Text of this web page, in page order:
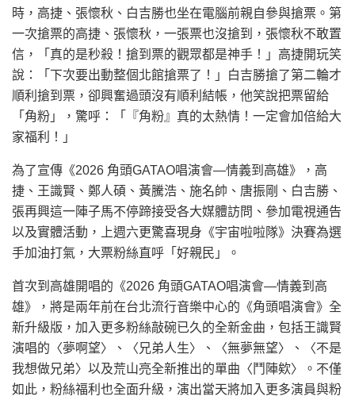
時，高捷、張懷秋、白吉勝也坐在電腦前親自參與搶票。第
一次搶票的高捷、張懷秋，一張票也沒搶到，張懷秋不敢置
信，「真的是秒殺！搶到票的觀眾都是神手！」高捷開玩笑
說：「下次要出動整個北館搶票了！」白吉勝搶了第二輪才
順利搶到票，卻興奮過頭沒有順利結帳，他笑說把票留給
「角粉」，驚呼：「『角粉』真的太熱情！一定會加倍給大
家福利！」
為了宣傳《2026 角頭GATAO唱演會—情義到高雄》，高
捷、王識賢、鄭人碩、黃騰浩、施名帥、唐振剛、白吉勝、
張再興這一陣子馬不停蹄接受各大媒體訪問、參加電視通告
以及實體活動，上週六更驚喜現身《宇宙啦啦隊》決賽為選
手加油打氣，大票粉絲直呼「好親民」。
首次到高雄開唱的《2026 角頭GATAO唱演會—情義到高
雄》，將是兩年前在台北流行音樂中心的《角頭唱演會》全
新升級版，加入更多粉絲敲碗已久的全新金曲，包括王識賢
演唱的〈夢啊望〉、〈兄弟人生〉、〈無夢無望〉、〈不是
我想做兄弟〉以及荒山亮全新推出的單曲〈鬥陣欸〉。不僅
如此，粉絲福利也全面升級，演出當天將加入更多演員與粉